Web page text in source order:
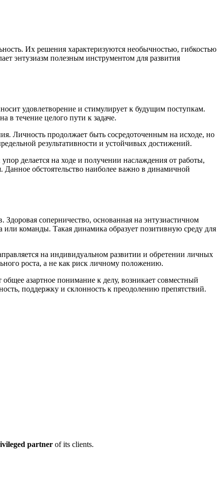
Их решения характеризуются необычностью, гибкостью
энтузиазм полезным инструментом для развития
удовлетворение и стимулирует к будущим поступкам.
в течение целого пути к задаче.
Личность продолжает быть сосредоточенным на исходе, но
результативности и устойчивых достижений.
делается на ходе и получении наслаждения от работы,
обстоятельство наиболее важно в динамичной
соперничество, основанная на энтузиастичном
или команды. Такая динамика образует позитивную среду для
на индивидуальном развитии и обретении личных
роста, а не как риск личному положению.
азартное понимание к делу, возникает совместный
поддержку и склонность к преодолению препятствий.
partner of its clients.